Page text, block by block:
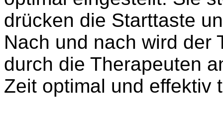
drücken die Starttaste
Nach und nach wird der
durch die Therapeuten
Zeit optimal und effektiv